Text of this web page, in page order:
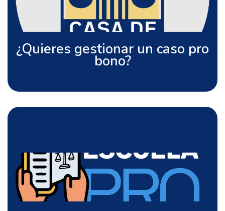
¿Quieres gestionar un caso pro
bono?
Ingresa al sistema
Consulta aquí